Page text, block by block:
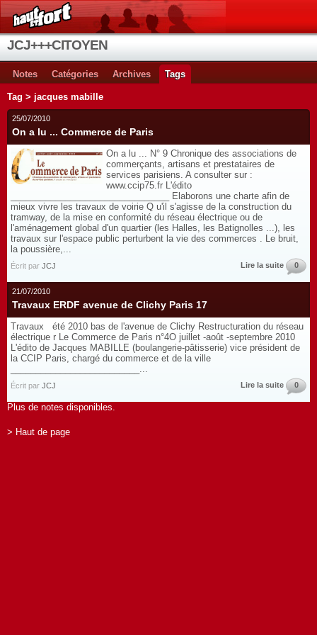
JCJ+++CITOYEN
Notes Catégories Archives Tags
Tag > jacques mabille
25/07/2010
On a lu ... Commerce de Paris
On a lu ... N° 9 Chronique des associations de
commerçants, artisans et prestataires de
services parisiens. A consulter sur :
www.ccip75.fr L'édito
________________________________ Elaborons une charte afin de
mieux vivre les travaux de voirie Q u'il s'agisse de la construction du
tramway, de la mise en conformité du réseau électrique ou de
l'aménagement global d'un quartier (les Halles, les Batignolles ...), les
travaux sur l'espace public perturbent la vie des commerces . Le bruit,
la poussière,...
Écrit par JCJ Lire la suite 0
21/07/2010
Travaux ERDF avenue de Clichy Paris 17
Travaux été 2010 bas de l'avenue de Clichy Restructuration du réseau
électrique r Le Commerce de Paris n°4O juillet -août -septembre 2010
L'édito de Jacques MABILLE (boulangerie-pâtisserie) vice président de
la CCIP Paris, chargé du commerce et de la ville
__________________________...
Écrit par JCJ Lire la suite 0
Plus de notes disponibles.
> Haut de page